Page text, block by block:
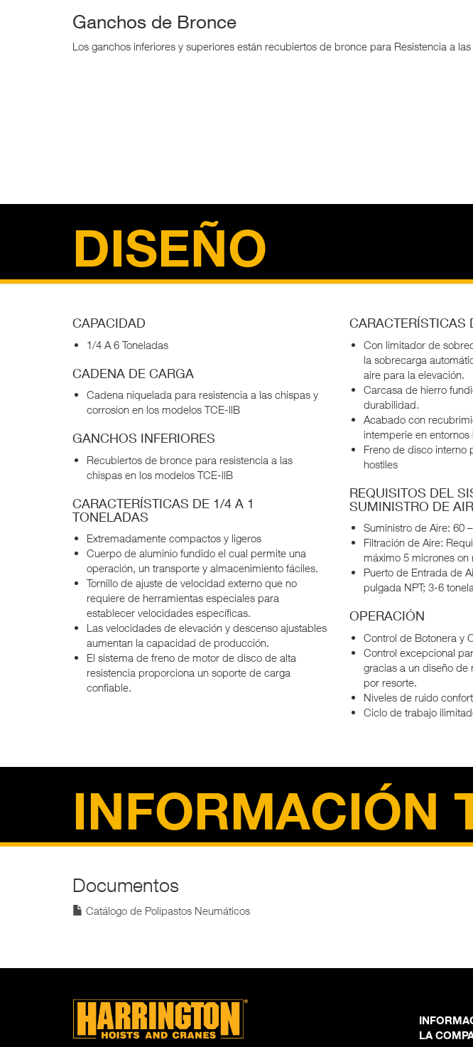
Ganchos de Bronce
Los ganchos inferiores y superiores están recubiertos de bronce para Resistencia a
DISEÑO
CAPACIDAD
1/4 A 6 Toneladas
CADENA DE CARGA
Cadena niquelada para resistencia a las chispas y
corrosion en los modelos TCE-llB
GANCHOS INFERIORES
Recubiertos de bronce para resistencia a las
chispas en los modelos TCE-llB
CARACTERÍSTICAS DE 1/4 A 1
TONELADAS
Extremadamente compactos y ligeros
Cuerpo de aluminio fundido el cual permite una
operación, un transporte y almacenimiento fáciles.
Tornillo de ajuste de velocidad externo que no
requiere de herramientas especiales para
establecer velocidades específicas.
Las velocidades de elevación y descenso ajustables
aumentan la capacidad de producción.
El sistema de freno de motor de disco de alta
resistencia proporciona un soporte de carga
confiable.
CARACTERÍSTICAS
Con limitador de
la sobrecarga
aire para la elevación.
Carcasa de hierro
durabilidad.
Acabado con
intemperie en entornos
Freno de disco interno
hostiles
REQUISITOS DEL
SUMINISTRO DE
Suministro de Aire: 60
Filtración de Aire:
máximo 5 micrones on
Puerto de Entrada de
pulgada NPT; 3-6
OPERACIÓN
Control de Botonera y
Control excepcional
gracias a un diseño
por resorte.
Niveles de ruido
Ciclo de trabajo
INFORMACIÓN
Documentos
Catálogo de Polipastos Neumáticos
LA